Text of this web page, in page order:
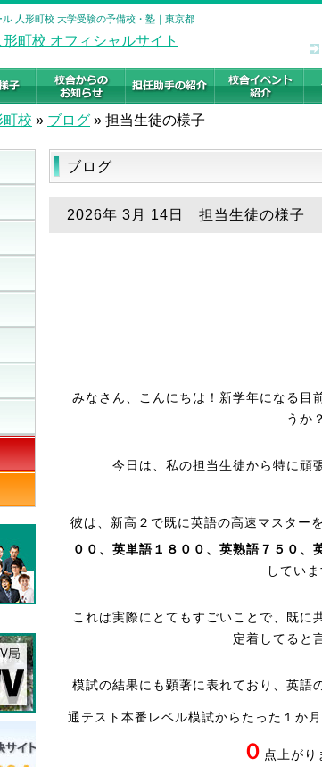
人形町校 大学受験の予備校・塾｜東京都
町校 » ブログ » 担当生徒の様子
ブログ
2026年 3月 14日 担当生徒の様子
みなさん、こんにちは！新学年になる目
うか？
今日は、私の担当生徒から特に頑
彼は、新高２で既に英語の高速マスターを
００、英単語１８００、英熟語７５０、
していま
これは実際にとてもすごいことで、既に
定着してると
模試の結果にも顕著に表れており、英語
通テスト本番レベル模試からたった１か
０ 点上がり